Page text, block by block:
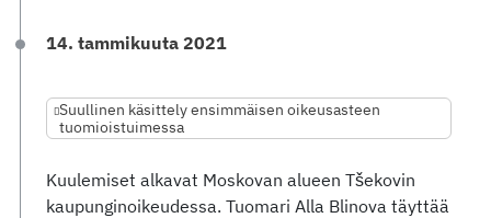
14. tammikuuta 2021
Suullinen käsittely ensimmäisen oikeusasteen
tuomioistuimessa
Kuulemiset alkavat Moskovan alueen Tšekovin
kaupunginoikeudessa. Tuomari Alla Blinova täyttää